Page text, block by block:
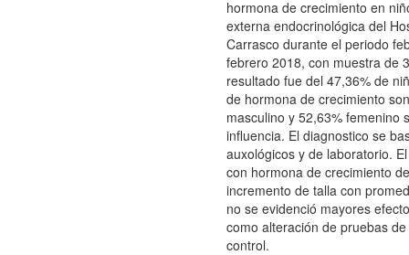
hormona de crecimiento en
externa endocrinológica del
Carrasco durante el periodo
febrero 2018, con muestra de
resultado fue del 47,36% de
de hormona de crecimiento
masculino y 52,63% femenino
influencia. El diagnostico se
auxológicos y de laboratorio.
con hormona de crecimiento
incremento de talla con
no se evidenció mayores
como alteración de pruebas
control.